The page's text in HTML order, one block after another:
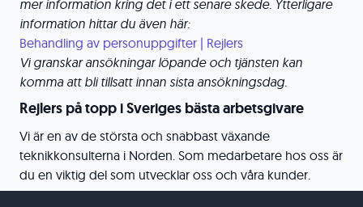
mer information kring det i ett senare skede. Ytterligare
information hittar du även här:
Behandling av personuppgifter | Rejlers
Vi granskar ansökningar löpande och tjänsten kan
komma att bli tillsatt innan sista ansökningsdag.
Rejlers på topp i Sveriges bästa arbetsgivare
Vi är en av de största och snabbast växande
teknikkonsulterna i Norden. Som medarbetare hos oss är
du en viktig del som utvecklar oss och våra kunder.